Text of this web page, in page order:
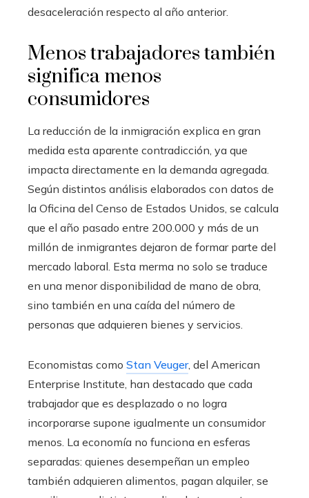
desaceleración respecto al año anterior.
Menos trabajadores también
significa menos
consumidores
La reducción de la inmigración explica en gran
medida esta aparente contradicción, ya que
impacta directamente en la demanda agregada.
Según distintos análisis elaborados con datos de
la Oficina del Censo de Estados Unidos, se calcula
que el año pasado entre 200.000 y más de un
millón de inmigrantes dejaron de formar parte del
mercado laboral. Esta merma no solo se traduce
en una menor disponibilidad de mano de obra,
sino también en una caída del número de
personas que adquieren bienes y servicios.
Economistas como Stan Veuger, del American
Enterprise Institute, han destacado que cada
trabajador que es desplazado o no logra
incorporarse supone igualmente un consumidor
menos. La economía no funciona en esferas
separadas: quienes desempeñan un empleo
también adquieren alimentos, pagan alquiler, se